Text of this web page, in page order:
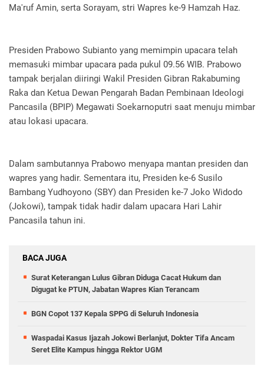
Ma'ruf Amin, serta Sorayam, stri Wapres ke-9 Hamzah Haz.
Presiden Prabowo Subianto yang memimpin upacara telah
memasuki mimbar upacara pada pukul 09.56 WIB. Prabowo
tampak berjalan diiringi Wakil Presiden Gibran Rakabuming
Raka dan Ketua Dewan Pengarah Badan Pembinaan Ideologi
Pancasila (BPIP) Megawati Soekarnoputri saat menuju mimbar
atau lokasi upacara.
Dalam sambutannya Prabowo menyapa mantan presiden dan
wapres yang hadir. Sementara itu, Presiden ke-6 Susilo
Bambang Yudhoyono (SBY) dan Presiden ke-7 Joko Widodo
(Jokowi), tampak tidak hadir dalam upacara Hari Lahir
Pancasila tahun ini.
BACA JUGA
Surat Keterangan Lulus Gibran Diduga Cacat Hukum dan
Digugat ke PTUN, Jabatan Wapres Kian Terancam
BGN Copot 137 Kepala SPPG di Seluruh Indonesia
Waspadai Kasus Ijazah Jokowi Berlanjut, Dokter Tifa Ancam
Seret Elite Kampus hingga Rektor UGM